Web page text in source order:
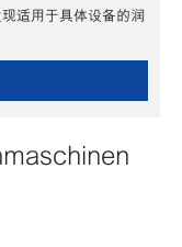
适用于具体设备的润